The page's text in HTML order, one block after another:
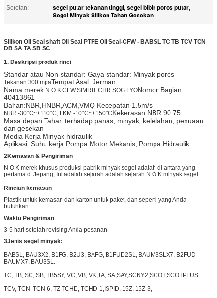
Sorotan: segel putar tekanan tinggi, segel bibir poros putar,
Segel Minyak Silikon Tahan Gesekan
Silikon Oil Seal shaft Oil Seal PTFE Oil Seal-CFW - BABSL TC TB TCV TCN
DB SA TA SB SC
1. Deskripsi produk rinci
Standar atau Non-standar: Gaya standar: Minyak poros
Tekanan:300 mpaTempat Asal: Jerman
Nama merek:N O K CFW SIMRIT CHR SOG LYONomor Bagian:
40413861
Bahan:NBR,HNBR,ACM,VMQ Kecepatan 1.5m/s
NBR -30°C~+110°C; FKM:-10°C~+150°CKekerasan:NBR 90 75
Masa depan Tahan terhadap panas, minyak, kelelahan, penuaan
dan gesekan
Media Kerja Minyak hidraulik
Aplikasi: Suhu kerja Pompa Motor Mekanis, Pompa Hidraulik
2Kemasan & Pengiriman
N O K merek khusus produksi pabrik minyak segel adalah di antara yang
pertama di Jepang, Ini adalah sejarah adalah sejarah N O K minyak segel
Rincian kemasan
Plastik untuk kemasan dan karton untuk paket, dan seperti yang Anda
butuhkan.
Waktu Pengiriman
3-5 hari setelah revising Anda pesanan
3Jenis segel minyak:
BABSL, BAU3X2, B1FG, B2U3, BAFG, B1FUD2SL, BAUM3SLX7, B2FUD
BAUMX7, BAU3SL.
TC, TB, SC, SB, TB5SY, VC, VB, VK,TA, SA,SAY,SCNY2,SCOT,SCOTPLUS
TCV, TCN, TCN-6, TZ TCHD, TCHD-1,ISPID, 15Z, 15Z-3,